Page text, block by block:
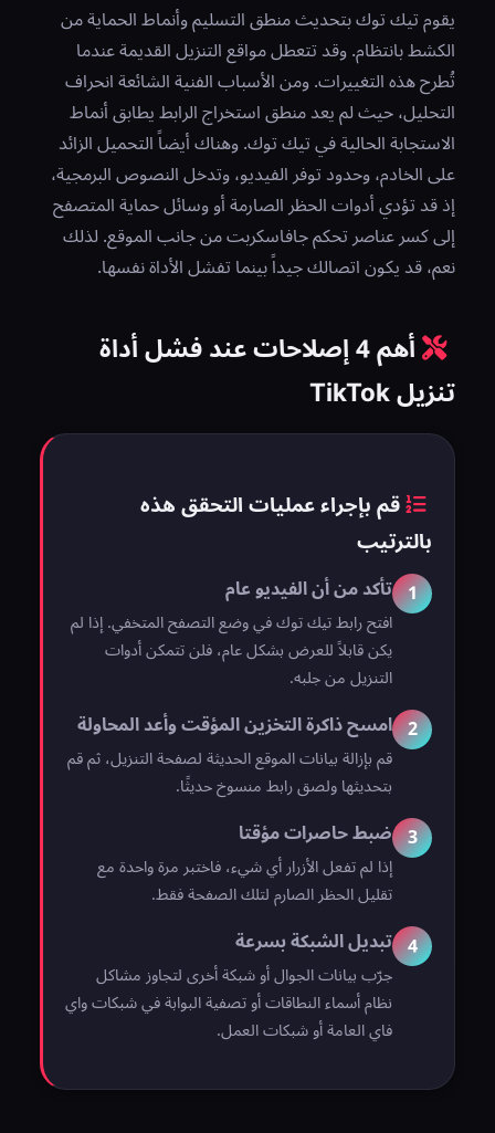
يقوم تيك توك بتحديث منطق التسليم وأنماط الحماية من
الكشط بانتظام. وقد تتعطل مواقع التنزيل القديمة عندما
تُطرح هذه التغييرات. ومن الأسباب الفنية الشائعة انحراف
التحليل، حيث لم يعد منطق استخراج الرابط يطابق أنماط
الاستجابة الحالية في تيك توك. وهناك أيضاً التحميل الزائد
على الخادم، وحدود توفر الفيديو، وتدخل النصوص البرمجية،
إذ قد تؤدي أدوات الحظر الصارمة أو وسائل حماية المتصفح
إلى كسر عناصر تحكم جافاسكربت من جانب الموقع. لذلك
نعم، قد يكون اتصالك جيداً بينما تفشل الأداة نفسها.
أهم 4 إصلاحات عند فشل أداة
تنزيل TikTok
قم بإجراء عمليات التحقق هذه
بالترتيب
1 تأكد من أن الفيديو عام
افتح رابط تيك توك في وضع التصفح المتخفي. إذا لم
يكن قابلاً للعرض بشكل عام، فلن تتمكن أدوات
التنزيل من جلبه.
2 امسح ذاكرة التخزين المؤقت وأعد المحاولة
قم بإزالة بيانات الموقع الحديثة لصفحة التنزيل، ثم قم
بتحديثها ولصق رابط منسوخ حديثًا.
3 ضبط حاصرات مؤقتا
إذا لم تفعل الأزرار أي شيء، فاختبر مرة واحدة مع
تقليل الحظر الصارم لتلك الصفحة فقط.
4 تبديل الشبكة بسرعة
جرّب بيانات الجوال أو شبكة أخرى لتجاوز مشاكل
نظام أسماء النطاقات أو تصفية البوابة في شبكات واي
فاي العامة أو شبكات العمل.